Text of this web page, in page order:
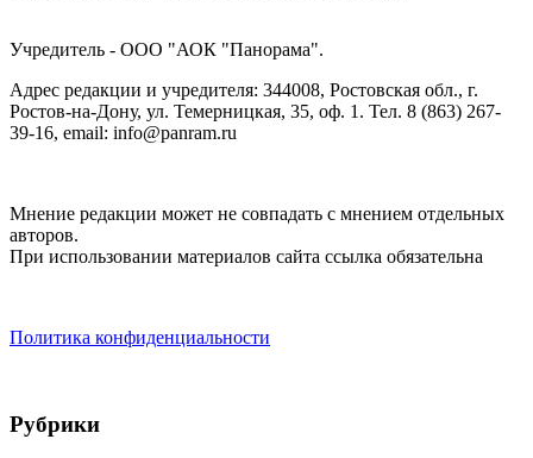
Учредитель - ООО "АОК "Панорама".
Адрес редакции и учредителя: 344008, Ростовская обл., г.
Ростов-на-Дону, ул. Темерницкая, 35, оф. 1. Тел. 8 (863) 267-
39-16, email: info@panram.ru
Мнение редакции может не совпадать с мнением отдельных
авторов.
При использовании материалов сайта ссылка обязательна
Политика конфиденциальности
Рубрики